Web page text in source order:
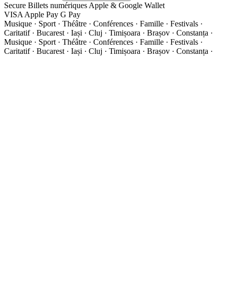
Secure Billets numériques Apple & Google Wallet
VISA Apple Pay G Pay
Musique · Sport · Théâtre · Conférences · Famille · Festivals ·
Caritatif · Bucarest · Iași · Cluj · Timișoara · Brașov · Constanța ·
Musique · Sport · Théâtre · Conférences · Famille · Festivals ·
Caritatif · Bucarest · Iași · Cluj · Timișoara · Brașov · Constanța ·